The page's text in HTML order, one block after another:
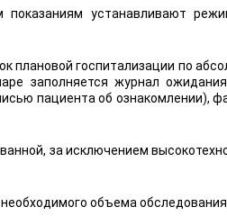
устанавливают
госпитализации по
заполняется журнал
пациента об ознакомлении),
за исключением
объема